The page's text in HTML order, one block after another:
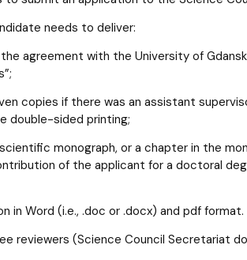
needs to deliver:
agreement with the University of
copies if there was an assistant
double-sided printing;
monograph, or a chapter in the
of the applicant for a doctoral
in Word (i.e., .doc or .docx) and pdf format.
reviewers (Science Council Secretariat